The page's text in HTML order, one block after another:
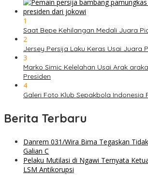
1
Saat Bepe Kehilangan Medali Juara
2
Jersey Persija Laku Keras Usai Juara
3
Marko Simic Kelelahan Usai Arak
Presiden
4
Galeri Foto Klub Sepakbola Indonesia
Berita Terbaru
Danrem 031/Wira Bima Tegaskan
Galian C
Pelaku Mutilasi di Ngawi Ternyata
LSM Antikorupsi